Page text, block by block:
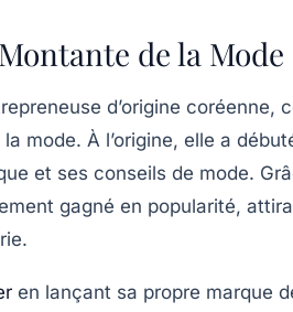
de la Mode
d’origine coréenne,
la mode. À l’origine, elle a
et ses conseils de mode.
gagné en popularité,
en lançant sa propre marque